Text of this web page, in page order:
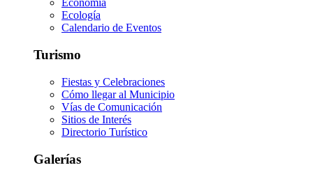
Economía
Ecología
Calendario de Eventos
Turismo
Fiestas y Celebraciones
Cómo llegar al Municipio
Vías de Comunicación
Sitios de Interés
Directorio Turístico
Galerías